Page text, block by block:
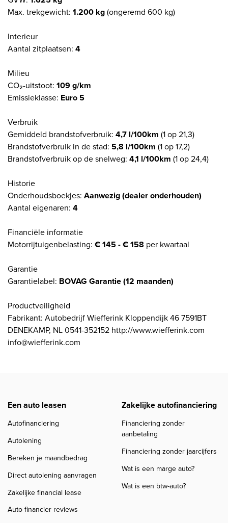
Max. trekgewicht: 1.200 kg(ongeremd 600 kg)
Interieur
Aantal zitplaatsen: 4
Milieu
CO₂-uitstoot: 109 g/km
Emissieklasse: Euro 5
Verbruik
Gemiddeld brandstofverbruik: 4,7 l/100km (1 op 21,3)
Brandstofverbruik in de stad: 5,8 l/100km (1 op 17,2)
Brandstofverbruik op de snelweg: 4,1 l/100km (1 op 24,4)
Historie
Onderhoudsboekjes: Aanwezig (dealer onderhouden)
Aantal eigenaren: 4
Financiële informatie
Motorrijtuigenbelasting: € 145 - € 158 per kwartaal
Garantie
Garantielabel: BOVAG Garantie (12 maanden)
Productveiligheid
Fabrikant: Autobedrijf Wiefferink Kloppendijk 46 7591BT
DENEKAMP, NL 0541-352152 http://www.wiefferink.com
info@wiefferink.com
Een auto leasen
Autofinanciering
Autolening
Bereken je maandbedrag
Direct autolening aanvragen
Zakelijke financial lease
Auto financier reviews
Zakelijke autofinanciering
Financiering zonder
aanbetaling
Financiering zonder jaarcijfers
Wat is een marge auto?
Wat is een btw-auto?